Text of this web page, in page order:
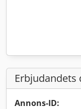
Erbjudandets
Annons-ID: